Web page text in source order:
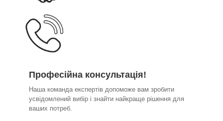
Професійна консультація!
Наша команда експертів допоможе вам зробити
усвідомлений вибір і знайти найкраще рішення для
ваших потреб.